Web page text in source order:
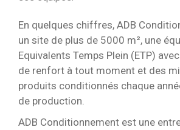
En quelques chiffres, ADB
un site de plus de 5000 m², une
Equivalents Temps Plein (ETP)
de renfort à tout moment et des
produits conditionnés chaque
de production.
ADB Conditionnement est une